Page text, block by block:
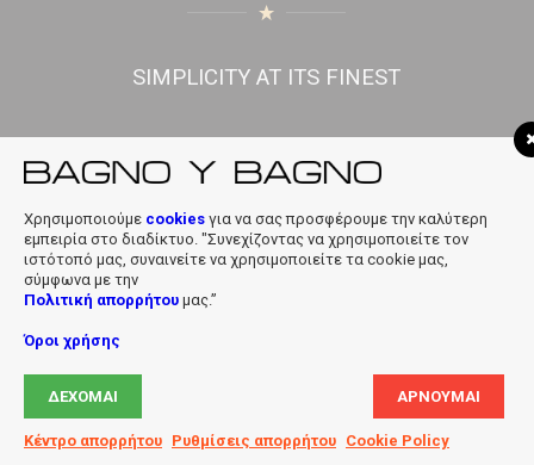
SIMPLICITY AT ITS FINEST
f | in | info@bagnobagno.gr
Ltd
Χρησιμοποιούμε cookies για να σας προσφέρουμε την καλύτερη
εμπειρία στο διαδίκτυο. "Συνεχίζοντας να χρησιμοποιείτε τον
ιστότοπό μας, συναινείτε να χρησιμοποιείτε τα cookie μας,
σύμφωνα με την
Πολιτική απορρήτου μας.”
Όροι χρήσης
ΔΈΧΟΜΑΙ ΑΡΝΟΎΜΑΙ
Κέντρο απορρήτου Ρυθμίσεις απορρήτου Cookie Policy